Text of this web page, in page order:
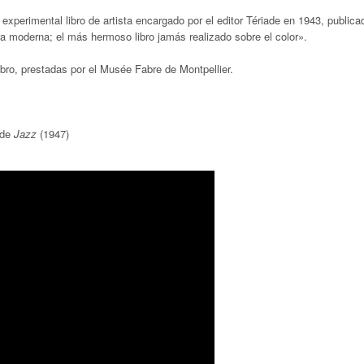
libro de artista encargado por el editor Tériade en 1943,
el más hermoso libro jamás realizado sobre el color».
prestadas por el Musée Fabre de Montpellier.
Jazz (1947)